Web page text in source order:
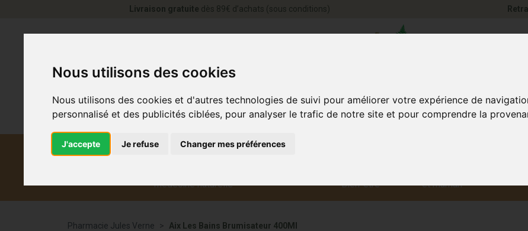
Nous utilisons des cookies
Nous utilisons des cookies et d'autres technologies de suivi pour améliorer votre expérience de
personnalisé et des publicités ciblées, pour analyser le trafic de notre site et pour comprendre la
J'accepte Je refuse Changer mes préférences
Livraison gratuite dès 89€ d’achats (sous conditions)
médecine naturelle
Bien-être
et maman
Pharmacie Jules Verne Aix Les Bains Brumisateur 400Ml